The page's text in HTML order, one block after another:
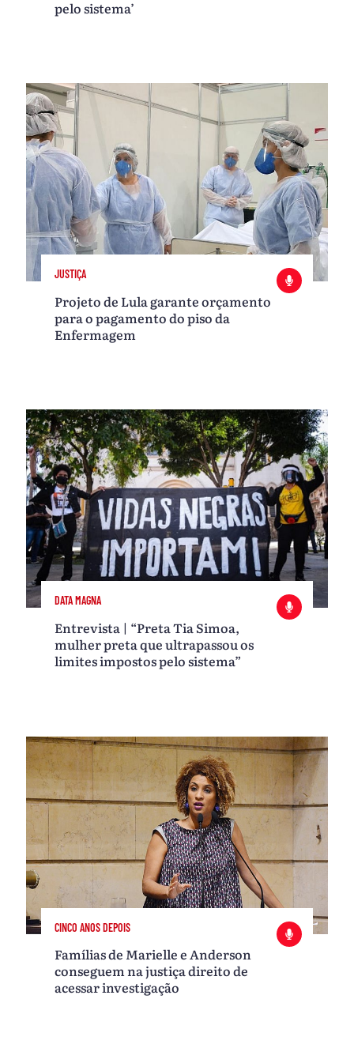
pelo sistema’
JUSTIÇA
Projeto de Lula garante orçamento
para o pagamento do piso da
Enfermagem
DATA MAGNA
Entrevista | “Preta Tia Simoa,
mulher preta que ultrapassou os
limites impostos pelo sistema”
CINCO ANOS DEPOIS
Famílias de Marielle e Anderson
conseguem na justiça direito de
acessar investigação